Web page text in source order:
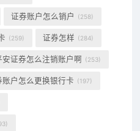
证券账户怎么销户 (258)
(259) 证券怎样 (284)
安证券怎么注销账户啊 (253)
账户怎么更换银行卡 (197)